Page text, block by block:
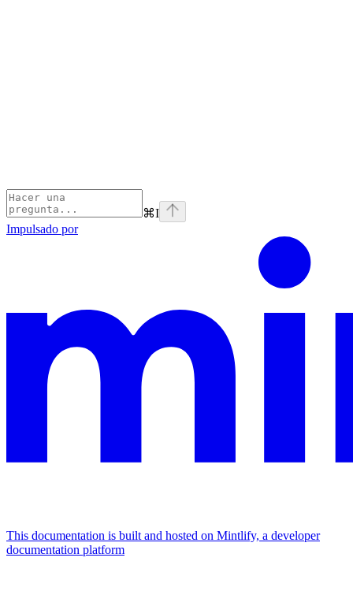
⌘I
Impulsado por
This documentation is built and hosted on Mintlify, a developer
documentation platform